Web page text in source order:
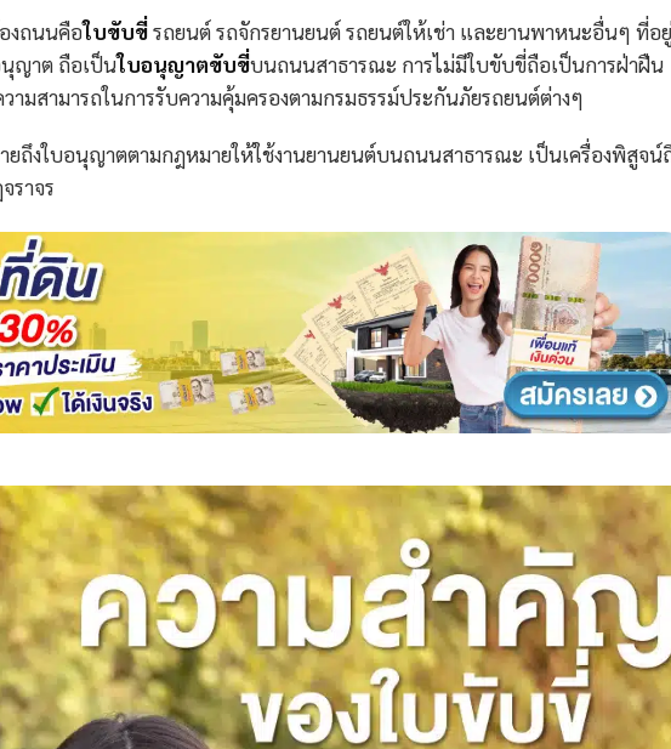
งถนนคือใบขับขี่รถยนต์ รถจักรยานยนต์ รถยนต์ให้เช่า และยานพาหนะอื่นๆ ที่อ
นุญาต ถือเป็นใบอนุญาตขับขี่บนถนนสาธารณะ การไม่มีใบขับขี่ถือเป็นการฝ่าฝืน
มสามารถในการรับความคุ้มครองตามกรมธรรม์ประกันภัยรถยนต์ต่างๆ
ถึงใบอนุญาตตามกฎหมายให้ใช้งานยานยนต์บนถนนสาธารณะ เป็นเครื่องพิสูจน์
ราจร